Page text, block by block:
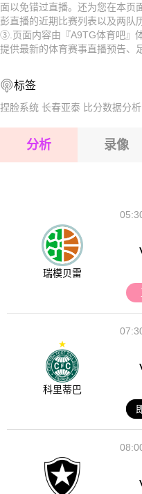
2026-08-17 【球会
2026-08-17 【球会
2026-08-17 【球会
2026-08-17 【球会
2026-08-17 【球会
2026-08-17 【球会
面以免错过直播。还为您在本页
彭直播的近期比赛列表以及两队
③.页面内容由『A9TG体育吧』
提供最新的体育赛事直播预告、
标签
捏脸系统 长春亚泰 比分数据分析
分析 录像
瑞模贝雷
科里蒂巴